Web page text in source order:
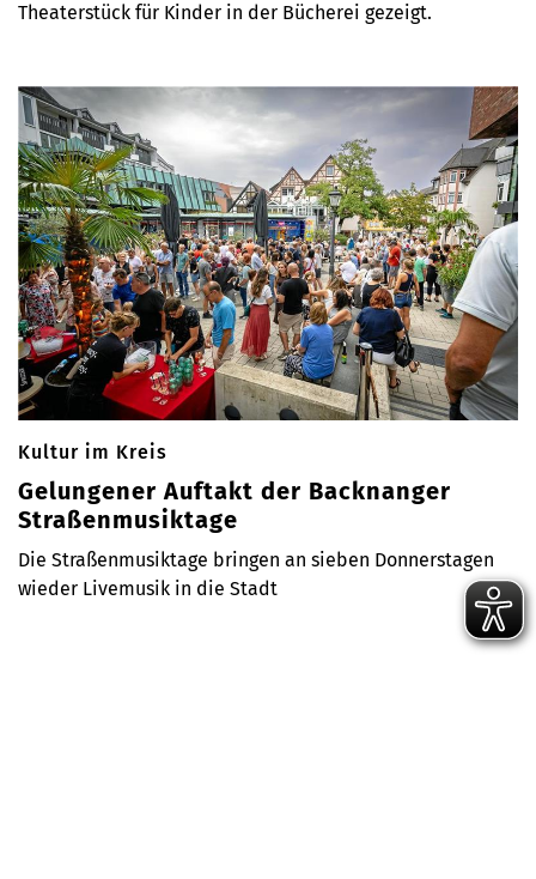
Theaterstück für Kinder in der Bücherei gezeigt.
Kultur im Kreis
Gelungener Auftakt der Backnanger
Straßenmusiktage
Die Straßenmusiktage bringen an sieben Donnerstagen
wieder Livemusik in die Stadt